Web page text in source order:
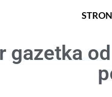
gazetka